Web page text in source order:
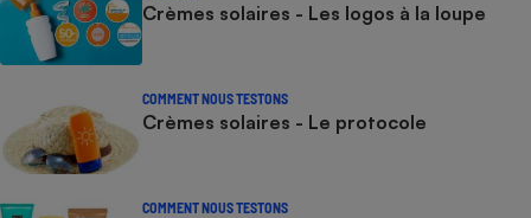
Crèmes solaires - Les logos à la loupe
COMMENT NOUS TESTONS
Crèmes solaires - Le protocole
COMMENT NOUS TESTONS